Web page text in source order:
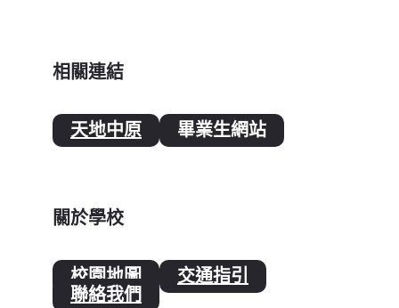
相關連結
天地中原 畢業生網站
關於學校
校園地圖 交通指引
聯絡我們